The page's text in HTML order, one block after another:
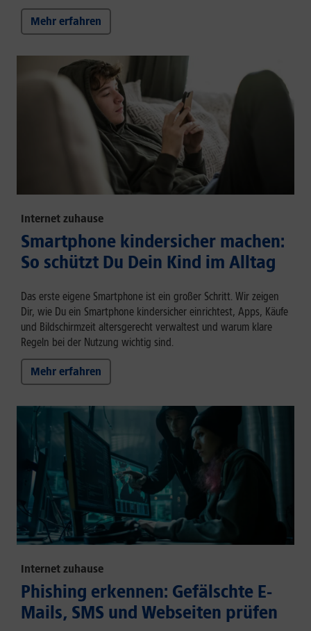
Mehr erfahren
Internet zuhause
Smartphone kindersicher machen:
So schützt Du Dein Kind im Alltag
Das erste eigene Smartphone ist ein großer Schritt. Wir zeigen
Dir, wie Du ein Smartphone kindersicher einrichtest, Apps, Käufe
und Bildschirmzeit altersgerecht verwaltest und warum klare
Regeln bei der Nutzung wichtig sind.
Mehr erfahren
Internet zuhause
Phishing erkennen: Gefälschte E-
Mails, SMS und Webseiten prüfen